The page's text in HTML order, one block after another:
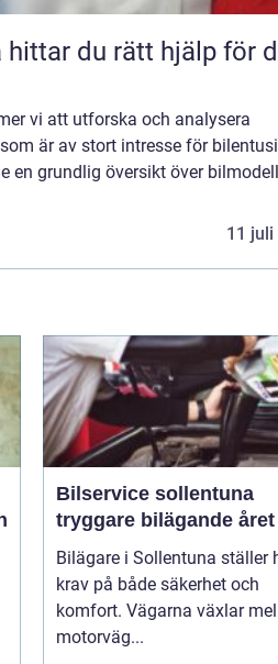
vi att utforska och analysera
är av stort intresse för
en grundlig översikt över
11 juli
Bilservice sollentuna
tryggare bilägande
Bilägare i Sollentuna ställer
krav på både säkerhet och
komfort. Vägarna växlar
motorväg...